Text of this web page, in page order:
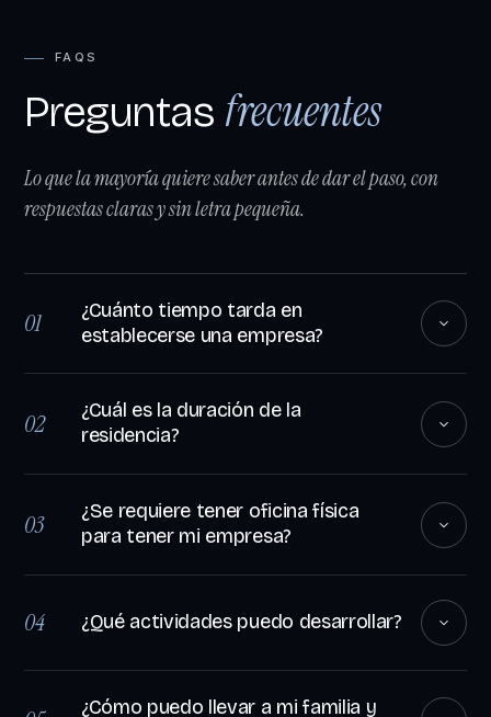
FAQS
Preguntas frecuentes
Lo que la mayoría quiere saber antes de dar el paso, con
respuestas claras y sin letra pequeña.
01
¿Cuánto tiempo tarda en
establecerse una empresa?
02
¿Cuál es la duración de la
residencia?
03
¿Se requiere tener oficina física
para tener mi empresa?
04 ¿Qué actividades puedo desarrollar?
¿Cómo puedo llevar a mi familia y